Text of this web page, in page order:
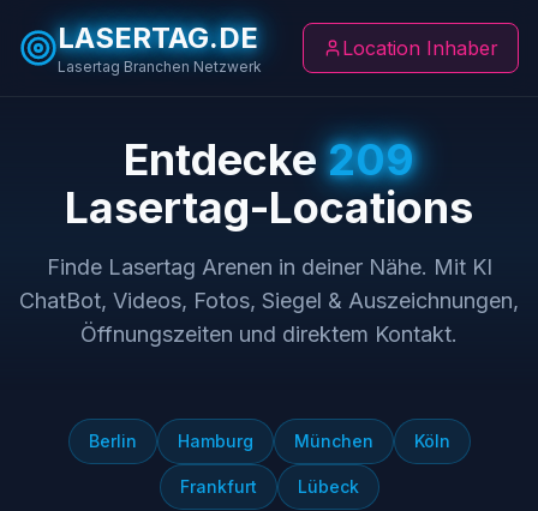
LASERTAG.DE
Lasertag Branchen Netzwerk
Location Inhaber
Entdecke209
Lasertag-Locations
Finde Lasertag Arenen in deiner Nähe. Mit KI
ChatBot, Videos, Fotos, Siegel & Auszeichnungen,
Öffnungszeiten und direktem Kontakt.
Berlin Hamburg München Köln
Frankfurt Lübeck